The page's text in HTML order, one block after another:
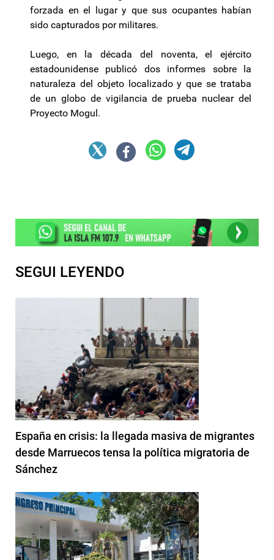
forzada en el lugar y que sus ocupantes habían
sido capturados por militares.
Luego, en la década del noventa, el ejército
estadounidense publicó dos informes sobre la
naturaleza del objeto localizado y que se trataba
de un globo de vigilancia de prueba nuclear del
Proyecto Mogul.
SEGUI LEYENDO
España en crisis: la llegada masiva de migrantes
desde Marruecos tensa la política migratoria de
Sánchez